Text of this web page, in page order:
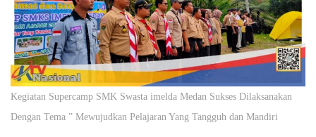
Kegiatan Supercamp SMK Swasta imelda Medan Sukses Dilaksanakan
Dengan Tema ” Mewujudkan Pelajaran Yang Tangguh dan Mandiri